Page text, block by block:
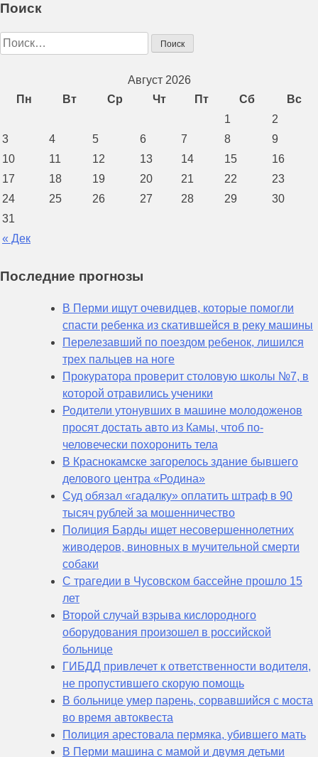
Поиск
Найти:
Август 2026
Пн
Вт Ср Чт Пт Сб Вс
« Дек
1
2
3
4 5 6 7 8
9
10
11 12 13 14 15
16
17
18 19 20 21 22
23
24
25 26 27 28 29
30
31
Последние прогнозы
В Перми ищут очевидцев, которые помогли
спасти ребенка из скатившейся в реку машины
Перелезавший по поездом ребенок, лишился
трех пальцев на ноге
Прокуратора проверит столовую школы №7, в
которой отравились ученики
Родители утонувших в машине молодоженов
просят достать авто из Камы, чтоб по-
человечески похоронить тела
В Краснокамске загорелось здание бывшего
делового центра «Родина»
Суд обязал «гадалку» оплатить штраф в 90
тысяч рублей за мошенничество
Полиция Барды ищет несовершеннолетних
живодеров, виновных в мучительной смерти
собаки
С трагедии в Чусовском бассейне прошло 15
лет
Второй случай взрыва кислородного
оборудования произошел в российской
больнице
ГИБДД привлечет к ответственности водителя,
не пропустившего скорую помощь
В больнице умер парень, сорвавшийся с моста
во время автоквеста
Полиция арестовала пермяка, убившего мать
В Перми машина с мамой и двумя детьми